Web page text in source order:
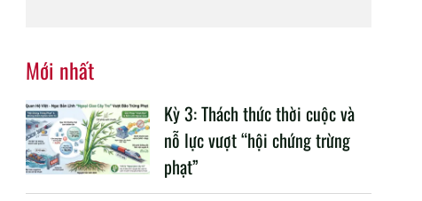
Mới nhất
Kỳ 3: Thách thức thời cuộc và
nỗ lực vượt “hội chứng trừng
phạt”